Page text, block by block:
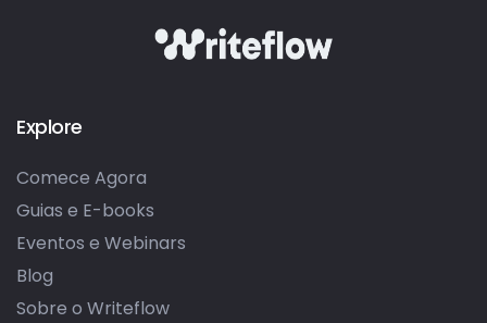
Explore
Comece Agora
Guias e E-books
Eventos e Webinars
Blog
Sobre o Writeflow